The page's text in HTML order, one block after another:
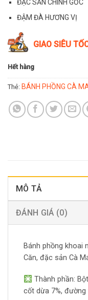
ĐẶC SẢN CHÍNH GỐC
ĐẬM ĐÀ HƯƠNG VỊ
GIAO SIÊU
Hết hàng
Thẻ: BÁNH PHỒNG CÀ
MÔ TẢ
ĐÁNH GIÁ (0)
Bánh phồng khoai
Căn, đặc sản Cà
Thành phần:
cốt dừa 7%, đường